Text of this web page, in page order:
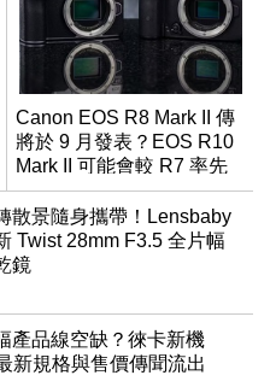
Canon EOS R8 Mark II 傳
將於 9 月發表？EOS R10
Mark II 可能會較 R7 率先
推出
散景隨身攜帶！Lensbaby
Twist 28mm F3.5 全片幅
鏡
產品線空缺？徠卡新機
新規格與售價傳聞流出